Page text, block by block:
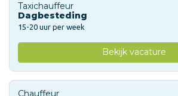
Taxichauffeur
Dagbesteding
15-20 uur per week
Bekijk vacature
Chauffeur